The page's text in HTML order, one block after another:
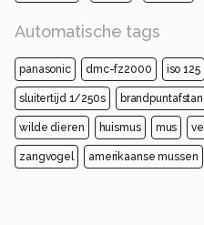
Automatische tags
panasonic dmc-fz2000 iso 125
sluitertijd 1/250s
wilde dieren huismus mus
zangvogel amerikaanse mussen